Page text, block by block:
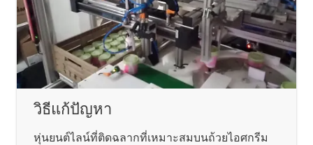
วิธีแก้ปัญหา
หุ่นยนต์ไลน์ที่ติดฉลากที่เหมาะสมบนถ้วยไอศกรีม